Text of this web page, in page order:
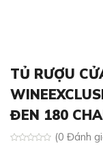
TỦ RƯỢU
ĐEN 180
(0 Đánh